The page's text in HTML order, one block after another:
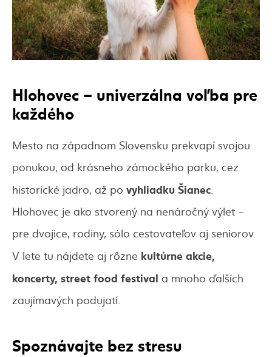
Hlohovec – univerzálna voľba pre
každého
Mesto na západnom Slovensku prekvapí svojou
ponukou, od krásneho zámockého parku, cez
historické jadro, až po vyhliadku Šianec.
Hlohovec je ako stvorený na nenáročný výlet –
pre dvojice, rodiny, sólo cestovateľov aj seniorov.
V lete tu nájdete aj rôzne kultúrne akcie,
koncerty, street food festival a mnoho ďalších
zaujímavých podujatí.
Spoznávajte bez stresu